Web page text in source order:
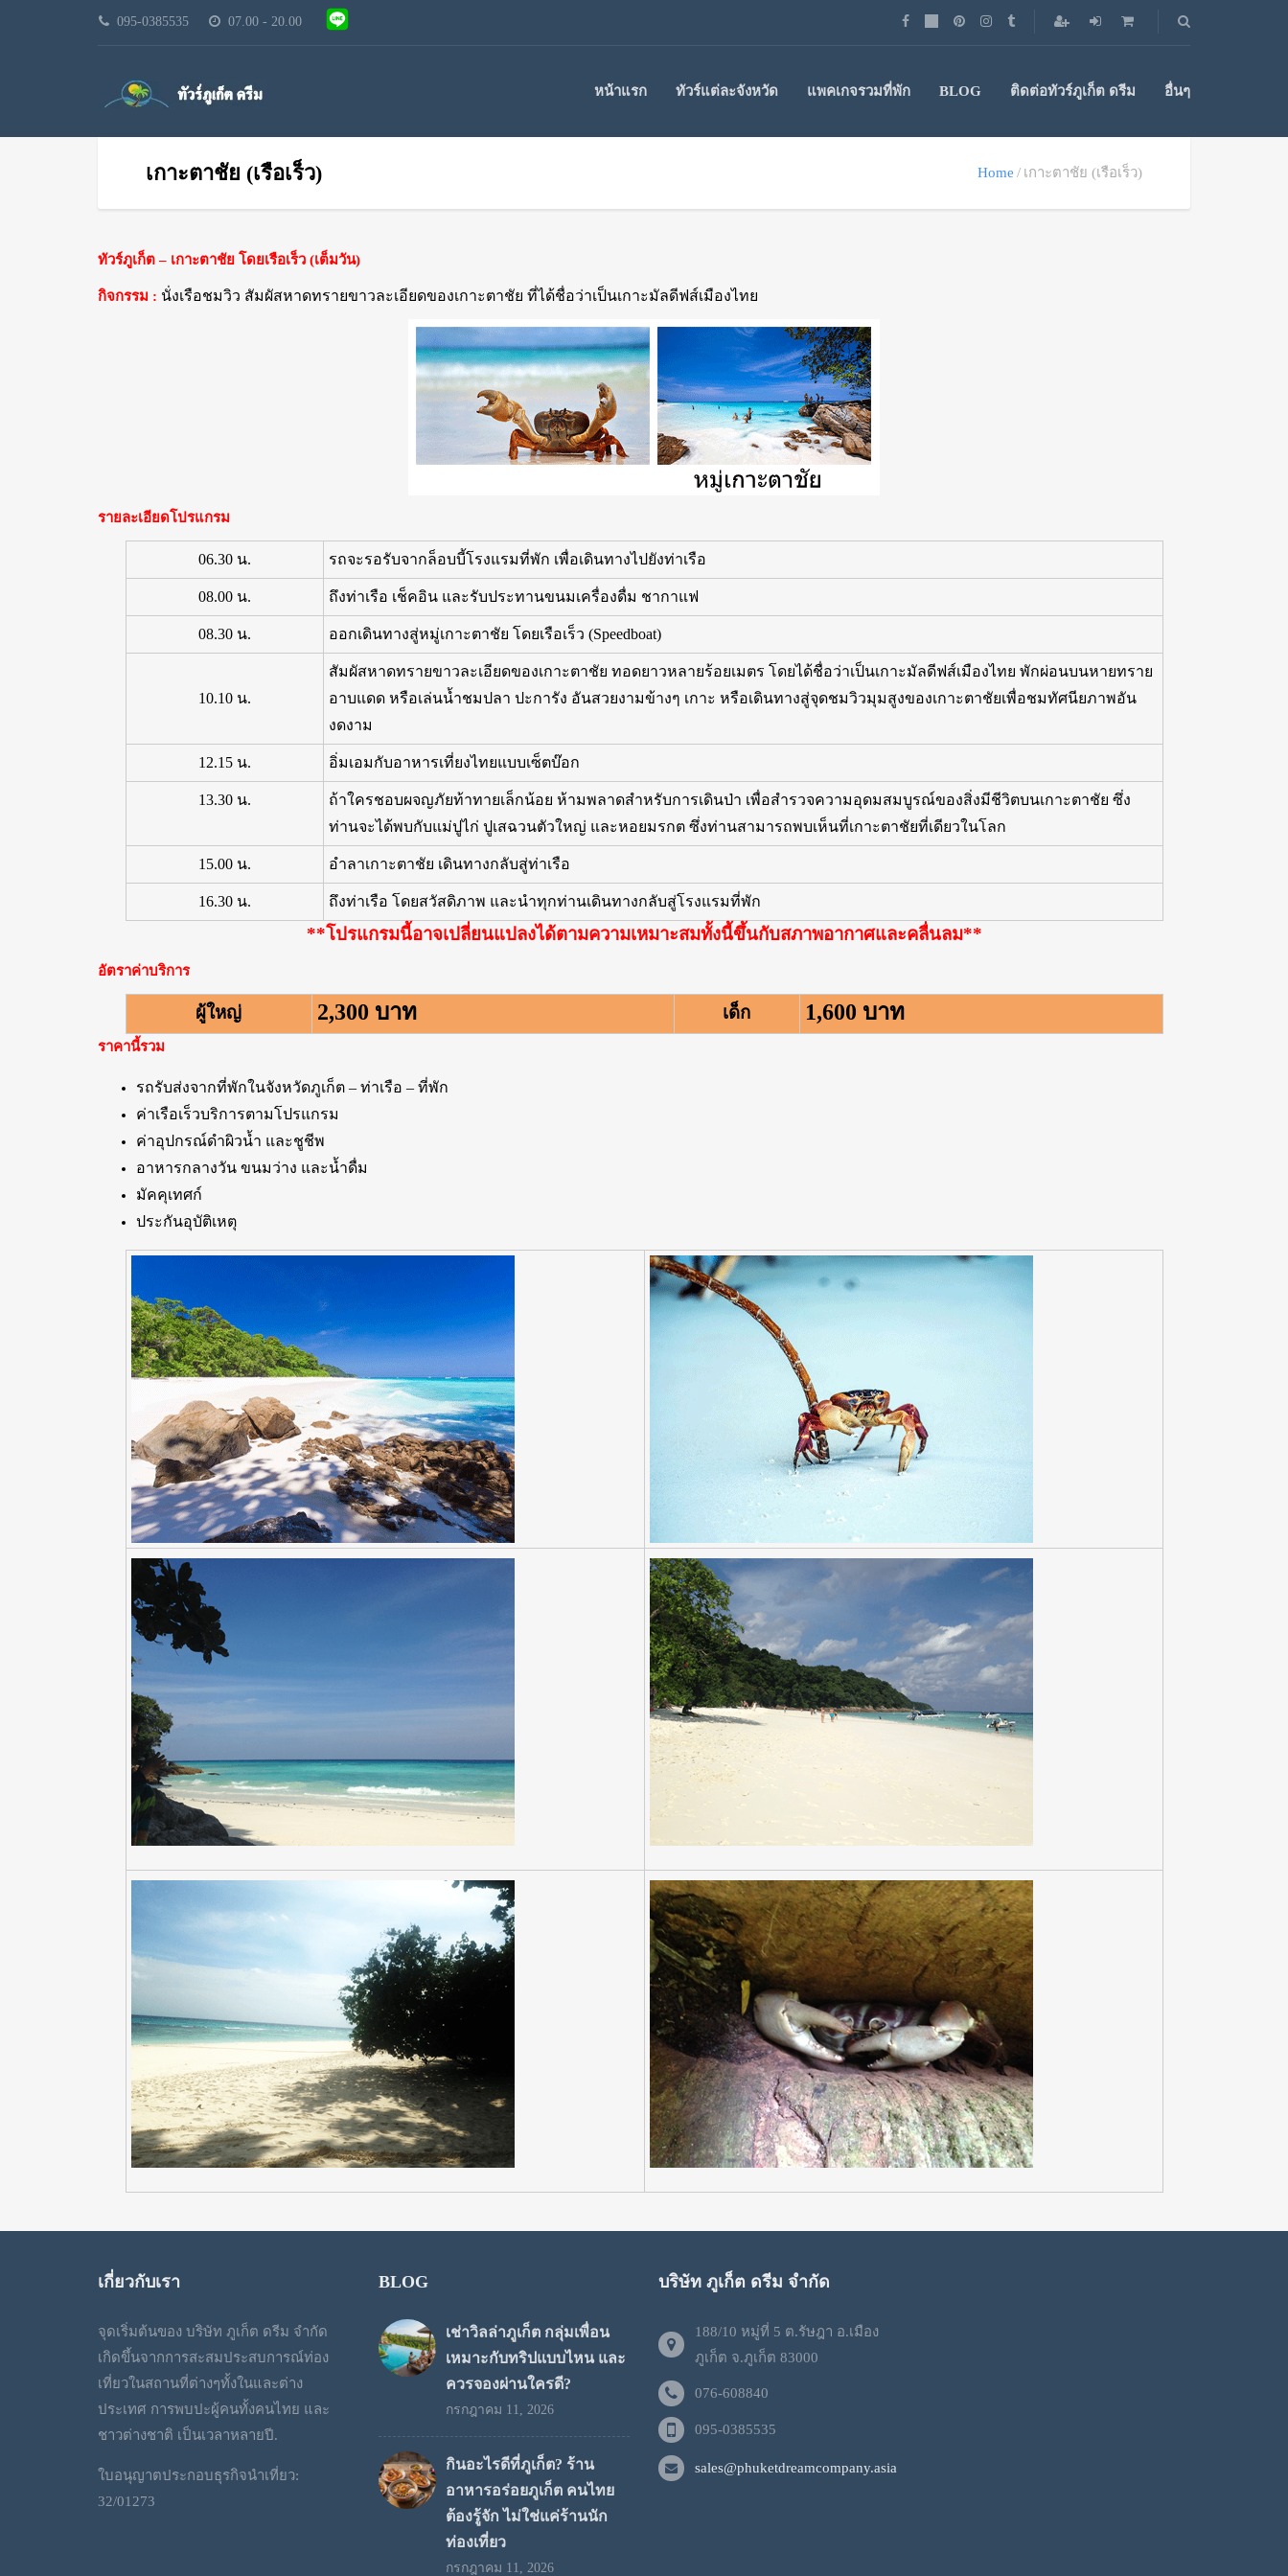
095-0385535 07.00 - 20.00
หน้าแรก ทัวร์แต่ละจังหวัด แพคเกจรวมที่พัก BLOG ติดต่อทัวร์ภูเก็ต ดรีม อื่นๆ
เกาะตาชัย (เรือเร็ว) Home เกาะตาชัย (เรือเร็ว)
ทัวร์ภูเก็ต – เกาะตาชัย โดยเรือเร็ว (เต็มวัน)
กิจกรรม : นั่งเรือชมวิว สัมผัสหาดทรายขาวละเอียดของเกาะตาชัย ที่ได้ชื่อว่าเป็นเกาะมัลดีฟส์เมืองไทย
รายละเอียดโปรแกรม
06.30 น. รถจะรอรับจากล็อบบี้โรงแรมที่พัก เพื่อเดินทางไปยังท่าเรือ
08.00 น. ถึงท่าเรือ เช็คอิน และรับประทานขนมเครื่องดื่ม ชากาแฟ
08.30 น. ออกเดินทางสู่หมู่เกาะตาชัย โดยเรือเร็ว (Speedboat)
10.10 น.
สัมผัสหาดทรายขาวละเอียดของเกาะตาชัย ทอดยาวหลายร้อยเมตร โดยได้ชื่อว่าเป็นเกาะมัลดีฟส์เมืองไทย พักผ่อนบนหายทราย
อาบแดด หรือเล่นน้ำชมปลา ปะการัง อันสวยงามข้างๆ เกาะ หรือเดินทางสู่จุดชมวิวมุมสูงของเกาะตาชัยเพื่อชมทัศนียภาพอัน
งดงาม
12.15 น. อิ่มเอมกับอาหารเที่ยงไทยแบบเซ็ตบ๊อก
13.30 น.
ถ้าใครชอบผจญภัยท้าทายเล็กน้อย ห้ามพลาดสำหรับการเดินป่า เพื่อสำรวจความอุดมสมบูรณ์ของสิ่งมีชีวิตบนเกาะตาชัย ซึ่ง
ท่านจะได้พบกับแม่ปูไก่ ปูเสฉวนตัวใหญ่ และหอยมรกต ซึ่งท่านสามารถพบเห็นที่เกาะตาชัยที่เดียวในโลก
15.00 น. อำลาเกาะตาชัย เดินทางกลับสู่ท่าเรือ
16.30 น. ถึงท่าเรือ โดยสวัสดิภาพ และนำทุกท่านเดินทางกลับสู่โรงแรมที่พัก
**โปรแกรมนี้อาจเปลี่ยนแปลงได้ตามความเหมาะสมทั้งนี้ขึ้นกับสภาพอากาศและคลื่นลม**
อัตราค่าบริการ
ผู้ใหญ่ 2,300 บาท เด็ก 1,600 บาท
ราคานี้รวม
รถรับส่งจากที่พักในจังหวัดภูเก็ต – ท่าเรือ – ที่พัก
ค่าเรือเร็วบริการตามโปรแกรม
ค่าอุปกรณ์ดำผิวน้ำ และชูชีพ
อาหารกลางวัน ขนมว่าง และน้ำดื่ม
มัคคุเทศก์
ประกันอุบัติเหตุ
เกี่ยวกับเรา
จุดเริ่มต้นของ บริษัท ภูเก็ต ดรีม จำกัด
เกิดขึ้นจากการสะสมประสบการณ์ท่อง
เที่ยวในสถานที่ต่างๆทั้งในและต่าง
ประเทศ การพบปะผู้คนทั้งคนไทย และ
ชาวต่างชาติ เป็นเวลาหลายปี.
ใบอนุญาตประกอบธุรกิจนำเที่ยว:
32/01273
BLOG
เช่าวิลล่าภูเก็ต กลุ่มเพื่อน
เหมาะกับทริปแบบไหน และ
ควรจองผ่านใครดี?
กรกฎาคม 11, 2026
กินอะไรดีที่ภูเก็ต? ร้าน
อาหารอร่อยภูเก็ต คนไทย
ต้องรู้จัก ไม่ใช่แค่ร้านนัก
ท่องเที่ยว
กรกฎาคม 11, 2026
บริษัท ภูเก็ต ดรีม จำกัด
188/10 หมู่ที่ 5 ต.รัษฎา อ.เมือง
ภูเก็ต จ.ภูเก็ต 83000
076-608840
095-0385535
sales@phuketdreamcompany.asia